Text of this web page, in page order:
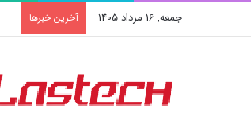
جمعه, 16 مرداد 1405 آخرین خبرها